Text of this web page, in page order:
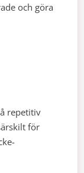
och göra
repetitiv
för